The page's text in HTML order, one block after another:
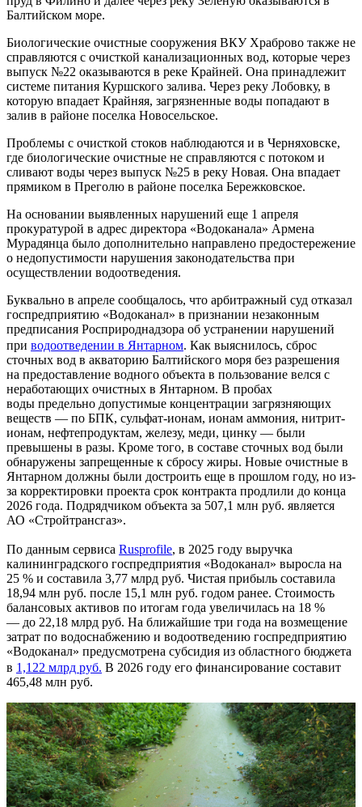
Балтийском море.
Биологические очистные сооружения ВКУ Храброво также не
справляются с очисткой канализационных вод, которые через
выпуск №22 оказываются в реке Крайней. Она принадлежит
системе питания Куршского залива. Через реку Лобовку, в
которую впадает Крайняя, загрязненные воды попадают в
залив в районе поселка Новосельское.
Проблемы с очисткой стоков наблюдаются и в Черняховске,
где биологические очистные не справляются с потоком и
сливают воды через выпуск №25 в реку Новая. Она впадает
прямиком в Преголю в районе поселка Бережковское.
На основании выявленных нарушений еще 1 апреля
прокуратурой в адрес директора «Водоканала» Армена
Мурадянца было дополнительно направлено предостережение
о недопустимости нарушения законодательства при
осуществлении водоотведения.
Буквально в апреле сообщалось, что арбитражный суд отказал
госпредприятию «Водоканал» в признании незаконным
предписания Росприроднадзора об устранении нарушений
при водоотведении в Янтарном. Как выяснилось, сброс
сточных вод в акваторию Балтийского моря без разрешения
на предоставление водного объекта в пользование велся с
неработающих очистных в Янтарном. В пробах
воды предельно допустимые концентрации загрязняющих
веществ — по БПК, сульфат-ионам, ионам аммония, нитрит-
ионам, нефтепродуктам, железу, меди, цинку — были
превышены в разы. Кроме того, в составе сточных вод были
обнаружены запрещенные к сбросу жиры. Новые очистные в
Янтарном должны были достроить еще в прошлом году, но из-
за корректировки проекта срок контракта продлили до конца
2026 года. Подрядчиком объекта за 507,1 млн руб. является
АО «Стройтрансгаз».
По данным сервиса Rusprofile, в 2025 году выручка
калининградского госпредприятия «Водоканал» выросла на
25 % и составила 3,77 млрд руб. Чистая прибыль составила
18,94 млн руб. после 15,1 млн руб. годом ранее. Стоимость
балансовых активов по итогам года увеличилась на 18 %
— до 22,18 млрд руб. На ближайшие три года на возмещение
затрат по водоснабжению и водоотведению госпредприятию
«Водоканал» предусмотрена субсидия из областного бюджета
в 1,122 млрд руб. В 2026 году его финансирование составит
465,48 млн руб.